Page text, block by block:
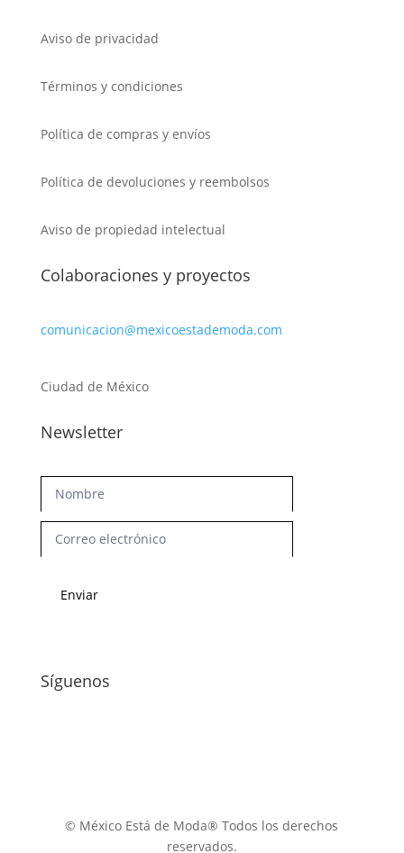
Aviso de privacidad
Términos y condiciones
Política de compras y envíos
Política de devoluciones y reembolsos
Aviso de propiedad intelectual
Colaboraciones y proyectos
comunicacion@mexicoestademoda.com
Ciudad de México
Newsletter
Newsletter
Enviar
Síguenos
© México Está de Moda® Todos los derechos
reservados.